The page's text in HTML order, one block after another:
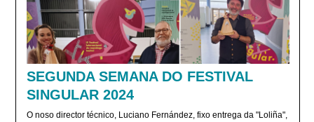
SEGUNDA SEMANA DO FESTIVAL
SINGULAR 2024
O noso director técnico, Luciano Fernández, fixo entrega da "Loliña",